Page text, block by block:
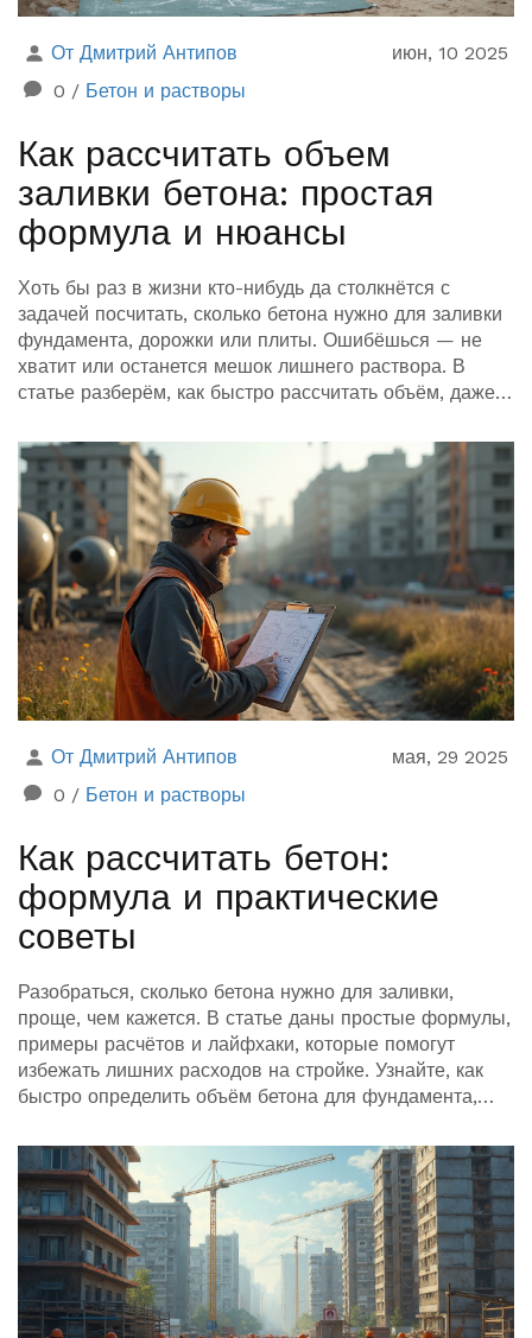
От Дмитрий Антипов
июн, 10 2025
0 / Бетон и растворы
Как рассчитать объем
заливки бетона: простая
формула и нюансы
Хоть бы раз в жизни кто-нибудь да столкнётся с
задачей посчитать, сколько бетона нужно для заливки
фундамента, дорожки или плиты. Ошибёшься — не
хватит или останется мешок лишнего раствора. В
статье разберём, как быстро рассчитать объём, даже
Покажу лайфхаки, объясню формулу и расскажу, чего
не стоит упускать.
От Дмитрий Антипов
мая, 29 2025
0 / Бетон и растворы
Как рассчитать бетон:
формула и практические
советы
Разобраться, сколько бетона нужно для заливки,
проще, чем кажется. В статье даны простые формулы,
примеры расчётов и лайфхаки, которые помогут
избежать лишних расходов на стройке. Узнайте, как
быстро определить объём бетона для фундамента,
делать, если форма не прямоугольная. Всё по делу и
без сложных терминов.